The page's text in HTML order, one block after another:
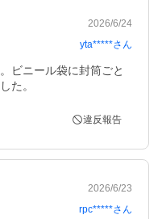
2026/6/24
yta*****さん
ビニール袋に封筒ごと
た。
違反報告
2026/6/23
rpc*****さん